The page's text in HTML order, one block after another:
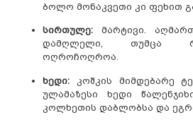
ბოლო მონაკვეთი კი ფეხით
სირთულე: მარტივი.
დამღლელი, თუმცა
ოღროჩოღროა.
ხედი: კოშკის მიმდებარე
ულამაზესი ხედი
კოლხეთის დაბლობსა და